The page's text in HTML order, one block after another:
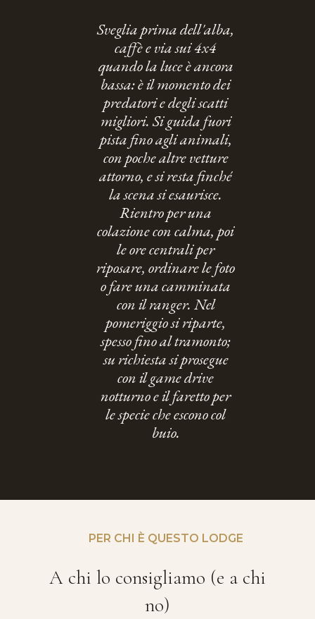
Sveglia prima dell'alba,
caffè e via sui 4x4
quando la luce è ancora
bassa: è il momento dei
predatori e degli scatti
migliori. Si guida fuori
pista fino agli animali,
con poche altre vetture
attorno, e si resta finché
la scena si esaurisce.
Rientro per una
colazione con calma, poi
le ore centrali per
riposare, ordinare le foto
o fare una camminata
con il ranger. Nel
pomeriggio si riparte,
spesso fino al tramonto;
su richiesta si prosegue
con il game drive
notturno e il faretto per
le specie che escono col
buio.
PER CHI È QUESTO LODGE
A chi lo consigliamo (e a chi
no)